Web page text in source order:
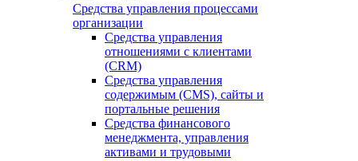
Средства управления процессами
организации
Средства управления
отношениями с клиентами
(CRM)
Средства управления
содержимым (CMS), сайты и
портальные решения
Средства финансового
менеджмента, управления
активами и трудовыми